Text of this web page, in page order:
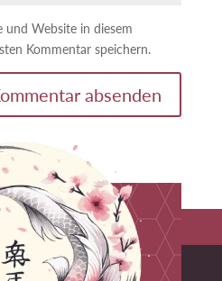
und Website in diesem
Kommentar speichern.